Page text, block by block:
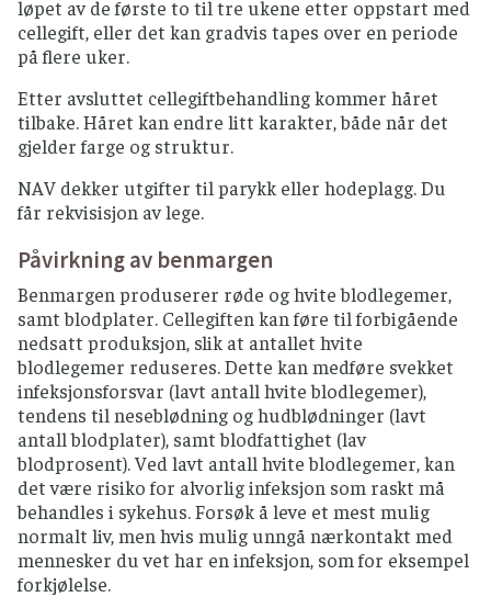
løpet av de første to til tre ukene etter oppstart med
cellegift, eller det kan gradvis tapes over en periode
på flere uker.
Etter avsluttet cellegiftbehandling kommer håret
tilbake. Håret kan endre litt karakter, både når det
gjelder farge og struktur.
NAV dekker utgifter til parykk eller hodeplagg. Du
får rekvisisjon av lege.
Påvirkning av benmargen
Benmargen produserer røde og hvite blodlegemer,
samt blodplater. Cellegiften kan føre til forbigående
nedsatt produksjon, slik at antallet hvite
blodlegemer reduseres. Dette kan medføre svekket
infeksjonsforsvar (lavt antall hvite blodlegemer),
tendens til neseblødning og hudblødninger (lavt
antall blodplater), samt blodfattighet (lav
blodprosent). Ved lavt antall hvite blodlegemer, kan
det være risiko for alvorlig infeksjon som raskt må
behandles i sykehus. Forsøk å leve et mest mulig
normalt liv, men hvis mulig unngå nærkontakt med
mennesker du vet har en infeksjon, som for eksempel
forkjølelse.